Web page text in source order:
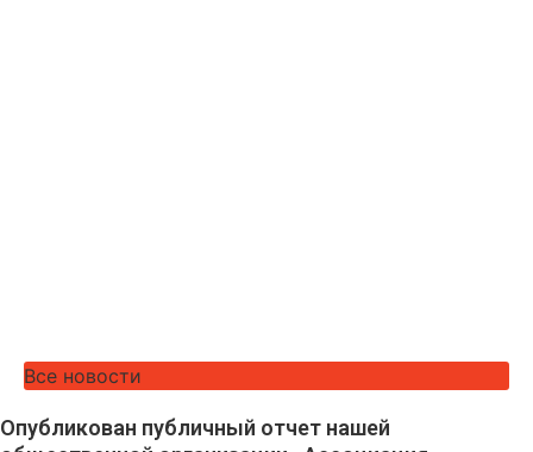
Все новости
Опубликован публичный отчет нашей